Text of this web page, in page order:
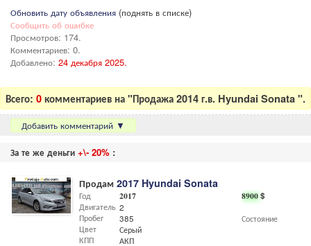
Обновить дату объявления (поднять в списке)
Сообщить об ошибке
Просмотров: 174.
Комментариев: 0.
Добавлено: 24 декабря 2025.
Всего: 0 комментариев на "Продажа 2014 г.в. Hyundai Sonata ".
Добавить комментарий ▼
За те же деньги +\- 20% :
Продам 2017 Hyundai Sonata
8900$
Состояние
Год
Двигатель
Пробег
Цвет
КПП
2017
2
385
Серый
АКП